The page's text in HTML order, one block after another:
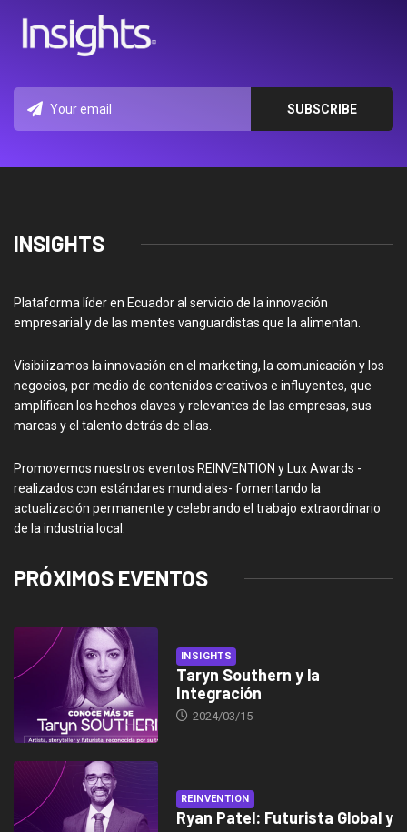
INSIGHTS
Plataforma líder en Ecuador al servicio de la innovación
empresarial y de las mentes vanguardistas que la alimentan.
Visibilizamos la innovación en el marketing, la comunicación y los
negocios, por medio de contenidos creativos e influyentes, que
amplifican los hechos claves y relevantes de las empresas, sus
marcas y el talento detrás de ellas.
Promovemos nuestros eventos REINVENTION y Lux Awards -
realizados con estándares mundiales- fomentando la
actualización permanente y celebrando el trabajo extraordinario
de la industria local.
PRÓXIMOS EVENTOS
INSIGHTS
Taryn Southern y la
Integración
2024/03/15
REINVENTION
Ryan Patel: Futurista Global y